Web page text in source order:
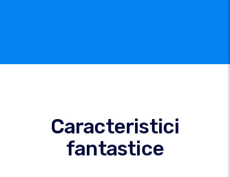
Caracteristici
fantastice